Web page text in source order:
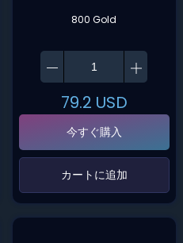
800 Gold
79.2 USD
今すぐ購入
‌カートに追加‌